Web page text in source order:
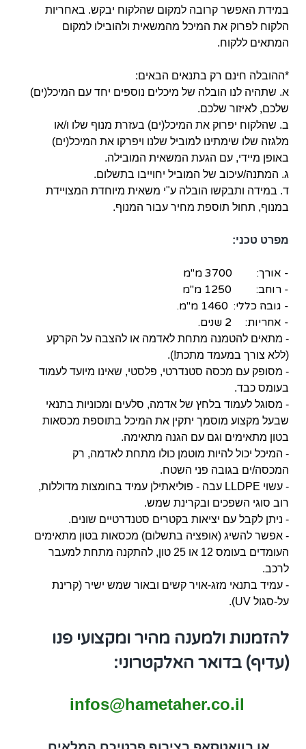
במידת האפשר קרובה למקום שהלקוח יבקש. באחריות
הלקוח לפרוק את המיכל מהמשאית ולהובילו למקום
המתאים ללקוח.
*ההובלה חינם רק בתנאים הבאים:
א. שתהיה לנו הובלה של מיכלים נוספים יחד עם המיכל(ים)
שלכם, לאיזור שלכם.
ב. שהלקוח יפרוק את המיכל(ים) בעזרת מנוף שלו ו/או
מלגזה שלו שימתינו למוביל שלנו ויפרקו את המיכל(ים)
באופן מיידי, עם הגעת המשאית המובילה.
ג. המתנה/עיכוב של המוביל יחוייבו בתשלום.
ד. במידה ותבקשו הובלה ע"י משאית מיוחדת המצויידת
במנוף, תחול תוספת מחיר עבור המנוף.
מפרט טכני:
- אורך: 3700 מ"מ
- רוחב: 1250 מ"מ
- גובה כללי: 1460 מ"מ.
- אחריות: 2 שנים.
- מתאים להטמנה מתחת לאדמה או להצבה על הקרקע
(ללא צורך במעמד מתכת!).
- מסופק עם מכסה סטנדרטי, פלסטי, שאינו מיועד לעמוד
בעומס כבד.
- מסוגל לעמוד בלחץ של אדמה, סלעים ומכוניות בתנאי
שבעל מקצוע מוסמך יתקין את המיכל בתוספת מכסאות
בטון מתאימים וגם עם הגנה מתאימה.
- המיכל יכול להיות מוטמן כולו מתחת לאדמה, רק
המכסה/ים בגובה פני השטח.
- עשוי LLDPE עבה - פוליאתילן עמיד בחומצות מדוללות,
רוב סוגי השפכים ובקרינת שמש.
- ניתן לקבל עם יציאות בקטרים סטנדרטיים שונים.
- אפשר להשיג (אופציה בתשלום) מכסאות בטון מתאימים
העומדים בעומס 12 או 25 טון, להתקנה מתחת למעבר
לרכב.
- עמיד בתנאי מזג-אויר קשים ובאור שמש ישיר (קרינת
על-סגול UV).
להזמנות ולמענה מהיר ומקצועי פנו
(עדיף) בדואר האלקטרוני:
infos@hametaher.co.il